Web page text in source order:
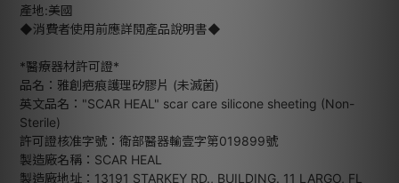
產地:美國
◆消費者使用前應詳閱產品說明書◆
*醫療器材許可證*
品名：雅創疤痕護理矽膠片 (未滅菌)
英文品名："SCAR HEAL" scar care silicone sheeting (Non-
Sterile)
許可證核准字號：衛部醫器輸壹字第019899號
製造廠名稱：SCAR HEAL
製造廠地址：13191 STARKEY RD., BUILDING. 11 LARGO, FL